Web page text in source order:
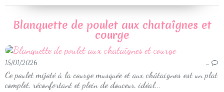
Blanquette de poulet aux chataîgnes et
courge
15/01/2026 …
Ce poulet mijoté à la courge musquée et aux châtaignes est un plat
complet, réconfortant et plein de douceur, idéal...